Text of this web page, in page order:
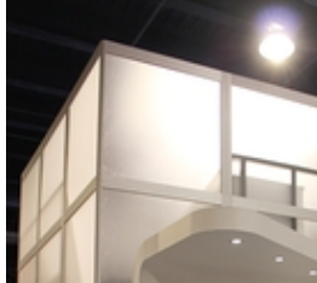
2013 SEMA SHOW